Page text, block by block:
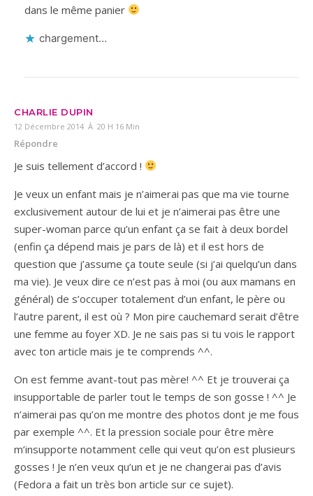
dans le même panier
chargement…
CHARLIE DUPIN
12 Décembre 2014 À 20 H 16 Min
Répondre
Je suis tellement d’accord !
Je veux un enfant mais je n’aimerai pas que ma vie tourne
exclusivement autour de lui et je n’aimerai pas être une
super-woman parce qu’un enfant ça se fait à deux bordel
(enfin ça dépend mais je pars de là) et il est hors de
question que j’assume ça toute seule (si j’ai quelqu’un dans
ma vie). Je veux dire ce n’est pas à moi (ou aux mamans en
général) de s’occuper totalement d’un enfant, le père ou
l’autre parent, il est où ? Mon pire cauchemard serait d’être
une femme au foyer XD. Je ne sais pas si tu vois le rapport
avec ton article mais je te comprends ^^.
On est femme avant-tout pas mère! ^^ Et je trouverai ça
insupportable de parler tout le temps de son gosse ! ^^ Je
n’aimerai pas qu’on me montre des photos dont je me fous
par exemple ^^. Et la pression sociale pour être mère
m’insupporte notamment celle qui veut qu’on est plusieurs
gosses ! Je n’en veux qu’un et je ne changerai pas d’avis
(Fedora a fait un très bon article sur ce sujet).